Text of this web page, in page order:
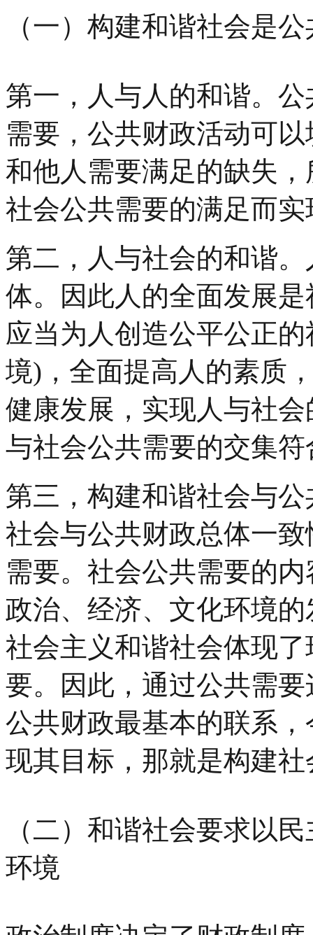
（一）构建和谐社会是
第一，人与人的和谐。
需要，公共财政活动可
和他人需要满足的缺失
社会公共需要的满足而
第二，人与社会的和谐
体。因此人的全面发展
应当为人创造公平公正
境)，全面提高人的素质
健康发展，实现人与社
与社会公共需要的交集
第三，构建和谐社会与
社会与公共财政总体一
需要。社会公共需要的
政治、经济、文化环境
社会主义和谐社会体现
要。因此，通过公共需
公共财政最基本的联系
现其目标，那就是构建
（二）和谐社会要求以
环境